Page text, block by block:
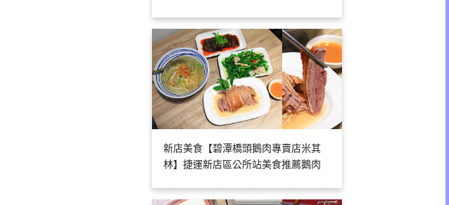
新店美食【碧潭橋頭鵝肉專賣店米其
林】捷運新店區公所站美食推薦鵝肉